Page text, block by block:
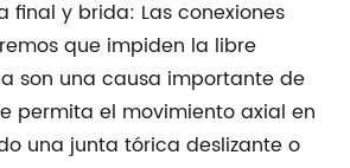
final y brida: Las conexiones
que impiden la libre
son una causa importante de
permita el movimiento axial en
una junta tórica deslizante o